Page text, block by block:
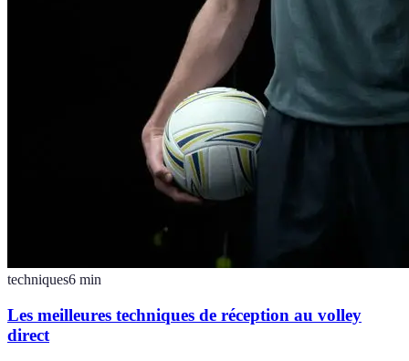
techniques6 min
Les meilleures techniques de réception au volley
direct